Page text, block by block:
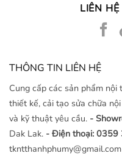
LIÊN
THÔNG TIN LIÊN HỆ
Cung cấp các sản phẩm
thiết kế, cải tạo sửa chữa
và kỹ thuật yêu cầu. -
Dak Lak. - Điện thoại:
tkntthanhphumy@gmail.com